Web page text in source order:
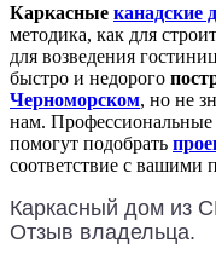
Каркасные канадские
методика, как для
для возведения
быстро и недорого
Черноморском, но не
нам.
помогут подобрать
соответствие с вашими
Каркасный дом из
Отзыв владельца.